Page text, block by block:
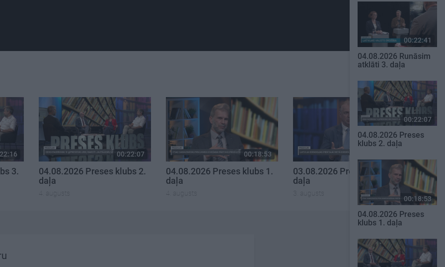
3.
00:22:07
04.08.2026 Preses klubs 2.
daļa
4. augusts
00:18:53
04.08.2026 Preses klubs 1.
daļa
4. augusts
03.08.2026 Preses klubs 3.
daļa
3. augusts
00:22:41
04.08.2026 Runāsim
atklāti 3. daļa
00:22:07
04.08.2026 Preses
klubs 2. daļa
00:18:53
04.08.2026 Preses
klubs 1. daļa